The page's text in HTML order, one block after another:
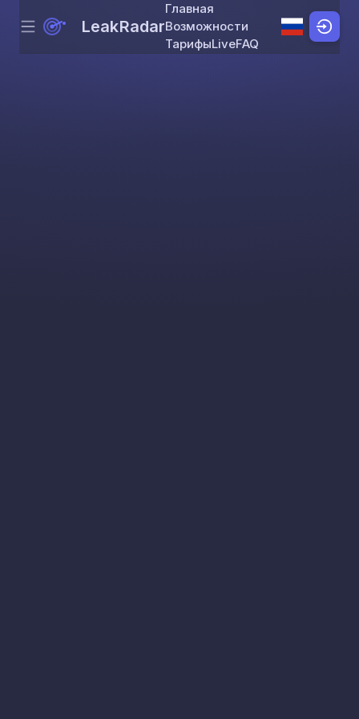
Skip to content
Menu LeakRadar
Главная
Возможности
ТарифыLiveFAQ